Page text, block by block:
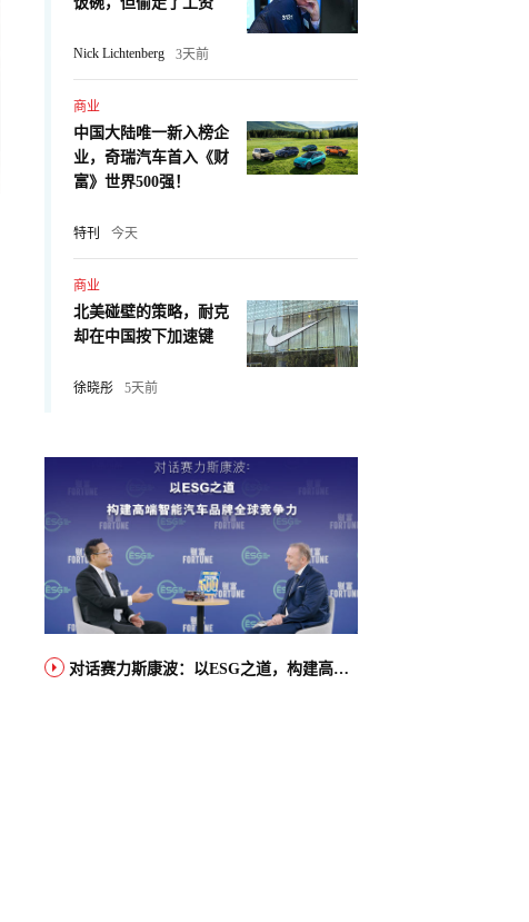
Nick Lichtenberg 3天前
商业
中国大陆唯一新入榜企
业，奇瑞汽车首入《财
富》世界500强！
特刊 今天
商业
北美碰壁的策略，耐克
却在中国按下加速键
徐晓彤 5天前
对话赛力斯康波：以ESG之道，构建高端智能汽车品牌全球竞争力